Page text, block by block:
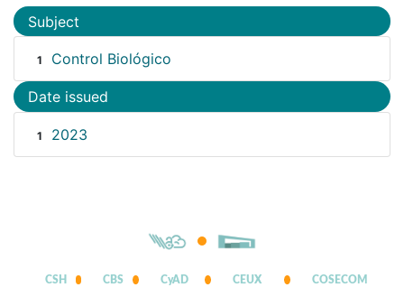
Subject
1 Control Biológico
Date issued
1 2023
CSH CBS CyAD CEUX COSECOM